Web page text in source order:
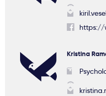
https://
Kristina